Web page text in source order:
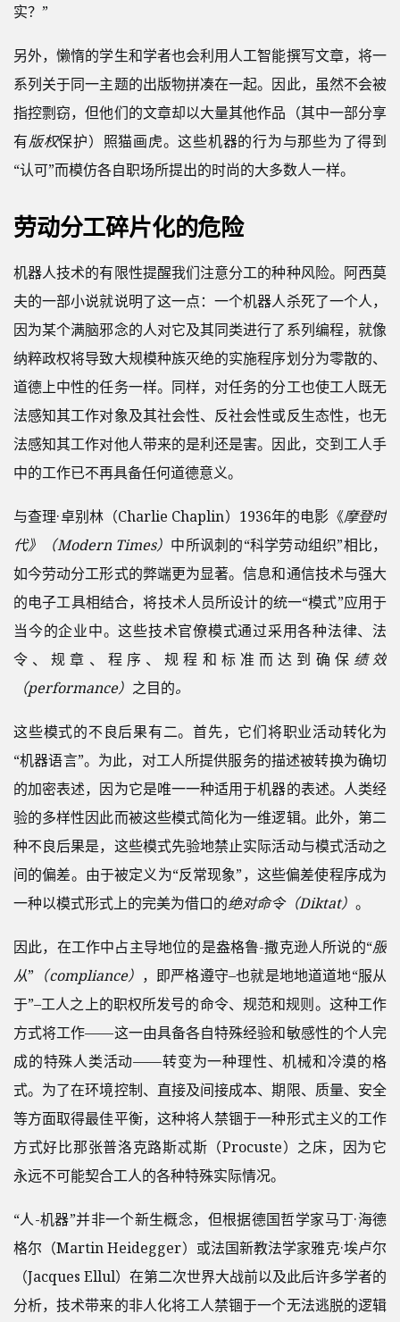
实？”
另外，懒惰的学生和学者也会利用人工智能撰写文章，将一
系列关于同一主题的出版物拼凑在一起。因此，虽然不会被
指控剽窃，但他们的文章却以大量其他作品（其中一部分享
有版权保护）照猫画虎。这些机器的行为与那些为了得到
“认可”而模仿各自职场所提出的时尚的大多数人一样。
劳动分工碎片化的危险
机器人技术的有限性提醒我们注意分工的种种风险。阿西莫
夫的一部小说就说明了这一点：一个机器人杀死了一个人，
因为某个满脑邪念的人对它及其同类进行了系列编程，就像
纳粹政权将导致大规模种族灭绝的实施程序划分为零散的、
道德上中性的任务一样。同样，对任务的分工也使工人既无
法感知其工作对象及其社会性、反社会性或反生态性，也无
法感知其工作对他人带来的是利还是害。因此，交到工人手
中的工作已不再具备任何道德意义。
与查理·卓别林（Charlie Chaplin）1936年的电影《摩登时
代》（Modern Times） 中所讽刺的“科学劳动组织”相比，
如今劳动分工形式的弊端更为显著。信息和通信技术与强大
的电子工具相结合，将技术人员所设计的统一“模式”应用于
当今的企业中。这些技术官僚模式通过采用各种法律、法
令、规章、程序、规程和标准而达到确保 绩效
（performance） 之目的。
这些模式的不良后果有二。首先，它们将职业活动转化为
“机器语言”。为此，对工人所提供服务的描述被转换为确切
的加密表述，因为它是唯一一种适用于机器的表述。人类经
验的多样性因此而被这些模式简化为一维逻辑。此外，第二
种不良后果是，这些模式先验地禁止实际活动与模式活动之
间的偏差。由于被定义为“反常现象”，这些偏差使程序成为
一种以模式形式上的完美为借口的绝对命令（Diktat） 。
因此，在工作中占主导地位的是盎格鲁-撒克逊人所说的“服
从” （compliance） ，即严格遵守–也就是地地道道地“服从
于”–工人之上的职权所发号的命令、规范和规则。这种工作
方式将工作——这一由具备各自特殊经验和敏感性的个人完
成的特殊人类活动——转变为一种理性、机械和冷漠的格
式。为了在环境控制、直接及间接成本、期限、质量、安全
等方面取得最佳平衡，这种将人禁锢于一种形式主义的工作
方式好比那张普洛克路斯忒斯（Procuste）之床，因为它
永远不可能契合工人的各种特殊实际情况。
“人-机器”并非一个新生概念，但根据德国哲学家马丁·海德
格尔（Martin Heidegger）或法国新教法学家雅克·埃卢尔
（Jacques Ellul）在第二次世界大战前以及此后许多学者的
分析，技术带来的非人化将工人禁锢于一个无法逃脱的逻辑